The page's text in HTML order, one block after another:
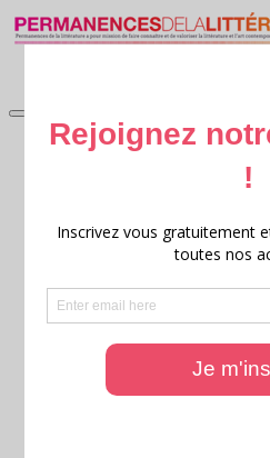
Littérature en jardin
Littérature en jardin
Littérature en jardin
Littérature en jardin
Littérature en jardin
Littérature en jardin
Archives : Littérature
Ritournelles, 20 ans de
Archives : Festival
Parcours scolaires
Les forêts de